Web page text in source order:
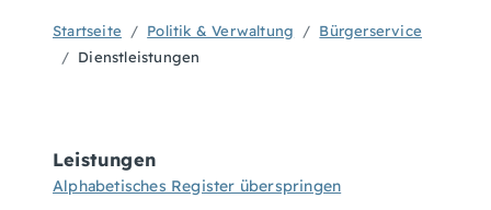
Startseite Politik & Verwaltung
Bürgerservice
Dienstleistungen
Leistungen
Alphabetisches Register überspringen